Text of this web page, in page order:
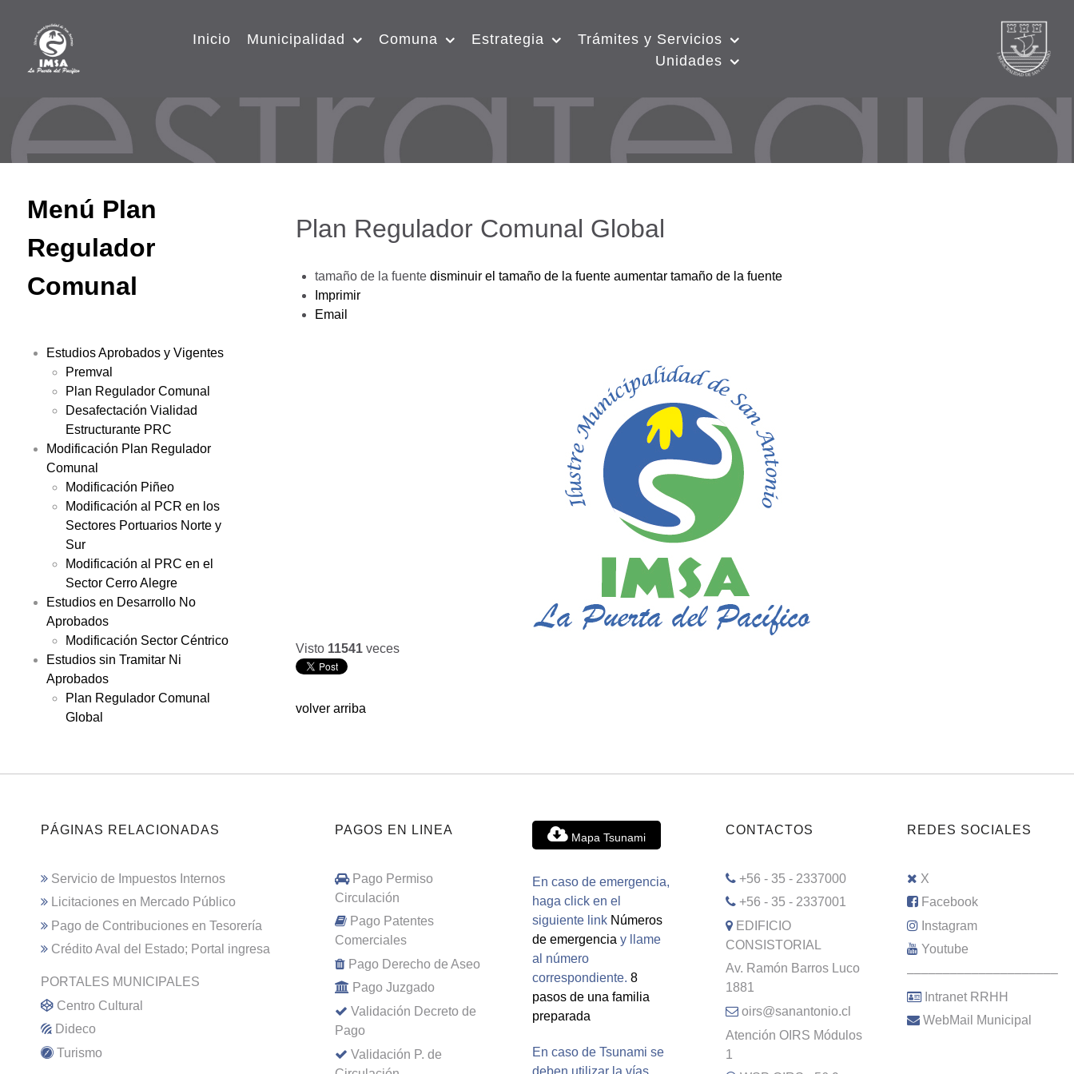
Inicio Municipalidad Comuna Estrategia
Trámites y Servicios
Unidades
Menú Plan
Regulador
Comunal
Estudios Aprobados y Vigentes
Premval
Plan Regulador Comunal
Desafectación Vialidad
Estructurante PRC
Modificación Plan Regulador
Comunal
Modificación Piñeo
Modificación al PCR en los
Sectores Portuarios Norte y
Sur
Modificación al PRC en el
Sector Cerro Alegre
Estudios en Desarrollo No
Aprobados
Modificación Sector Céntrico
Estudios sin Tramitar Ni
Aprobados
Plan Regulador Comunal
Global
Plan Regulador Comunal Global
tamaño de la fuente disminuir el tamaño de la fuente aumentar tamaño de la fuente
Imprimir
Email
Visto 11541 veces
volver arriba
PÁGINAS RELACIONADAS
Servicio de Impuestos Internos
Licitaciones en Mercado Público
Pago de Contribuciones en Tesorería
Crédito Aval del Estado; Portal ingresa
PORTALES MUNICIPALES
Centro Cultural
Dideco
Turismo
PAGOS EN LINEA
Pago Permiso
Circulación
Pago Patentes
Comerciales
Pago Derecho de Aseo
Pago Juzgado
Validación Decreto de
Pago
Validación P. de
Mapa Tsunami
En caso de emergencia,
haga click en el
siguiente link Números
de emergencia y llame
al número
correspondiente. 8
pasos de una familia
preparada
En caso de Tsunami se
deben utilizar la vías
CONTACTOS
+56 - 35 - 2337000
+56 - 35 - 2337001
EDIFICIO
CONSISTORIAL
Av. Ramón Barros Luco
1881
oirs@sanantonio.cl
Atención OIRS Módulos
1
REDES SOCIALES
X
Facebook
Instagram
Youtube
–––––––––––––––––––––
Intranet RRHH
WebMail Municipal